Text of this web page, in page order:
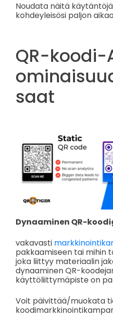
Noudata näitä
kohdeyleisösi paljon
QR-koodi-
saat
Dynaaminen QR-
vakavasti
pakkaamiseen tai mihin
joka liittyy materiaalin
dynaaminen QR-
käyttöliittymäpiste on
Voit päivittää/muokata